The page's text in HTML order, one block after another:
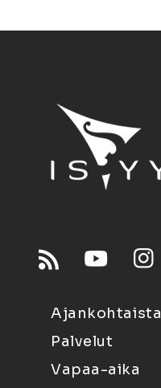
Ajankohtaista
Palvelut
Vapaa-aika